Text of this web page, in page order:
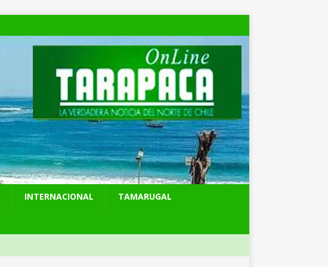
INTERNACIONAL TAMARUGAL